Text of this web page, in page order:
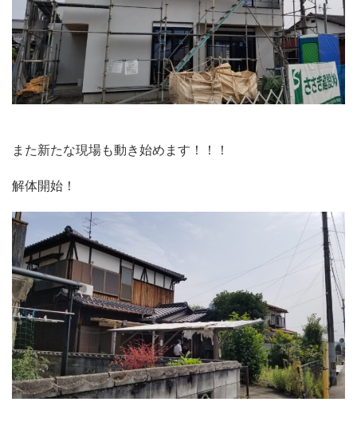
また新たな現場も動き始めます！！！
解体開始！